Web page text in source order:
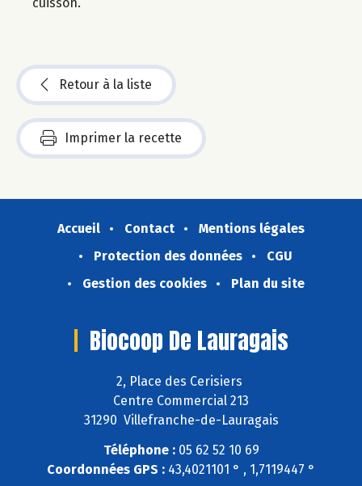
Retour à la liste
Imprimer la recette
Accueil Contact
Mentions légales
Protection des données
CGU
Gestion des cookies
Plan du site
Biocoop De Lauragais
2, Place des Cerisiers
Centre Commercial 213
31290 Villefranche-de-Lauragais
Téléphone :05 62 52 10 69
Coordonnées GPS : 43,4021101 ° , 1,7119447 °